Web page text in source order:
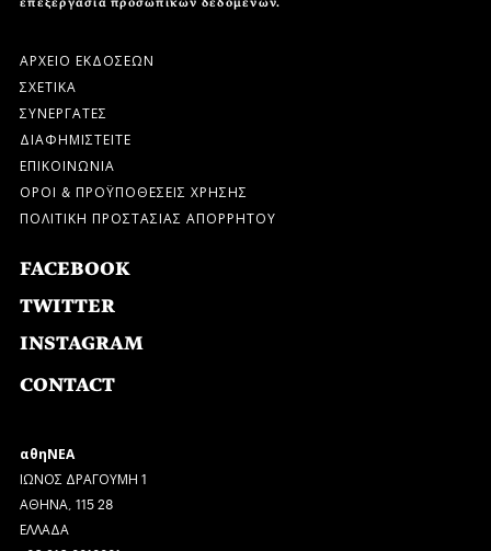
ΑΡΧΕΙΟ ΕΚΔΟΣΕΩΝ
ΣΧΕΤΙΚΑ
ΣΥΝΕΡΓΑΤΕΣ
ΔΙΑΦΗΜΙΣΤΕΙΤΕ
ΕΠΙΚΟΙΝΩΝΙΑ
ΟΡΟΙ & ΠΡΟΫΠΟΘΕΣΕΙΣ ΧΡΗΣΗΣ
ΠΟΛΙΤΙΚΗ ΠΡΟΣΤΑΣΙΑΣ ΑΠΟΡΡΗΤΟΥ
FACEBOOK
TWITTER
INSTAGRAM
CONTACT
αθηΝΕΑ
ΙΩΝΟΣ ΔΡΑΓΟΥΜΗ 1
ΑΘΗΝΑ, 115 28
ΕΛΛΑΔΑ